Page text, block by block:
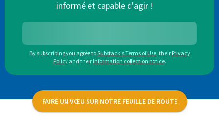
informé et capable d'agir !
By subscribing you agree toSubstack's Terms of Use, their Privacy
Policy and their Information collection notice.
FAIRE UN VŒU SUR NOTRE FEUILLE DE ROUTE